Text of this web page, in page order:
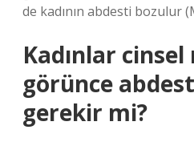
de kadının abdesti bozulur
Kadınlar cinsel
görünce
gerekir mi?